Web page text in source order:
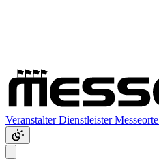
VeranstalterDienstleisterMesseorte